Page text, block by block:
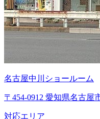
名古屋中川ショールーム
〒454-0912 愛知県名古屋
対応エリア